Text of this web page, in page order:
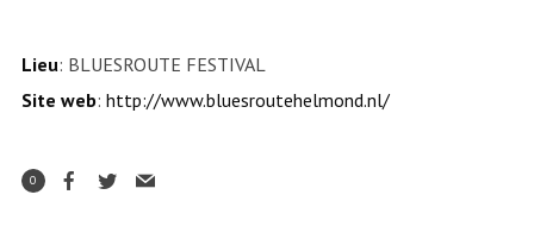
Lieu: BLUESROUTE FESTIVAL
Site web: http://www.bluesroutehelmond.nl/
0